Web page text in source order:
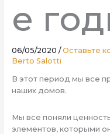
е
06/05/2020 /Оставьте
Berto Salotti
В этот период мы все
наших домов.
Мы все поняли
элементов, которыми